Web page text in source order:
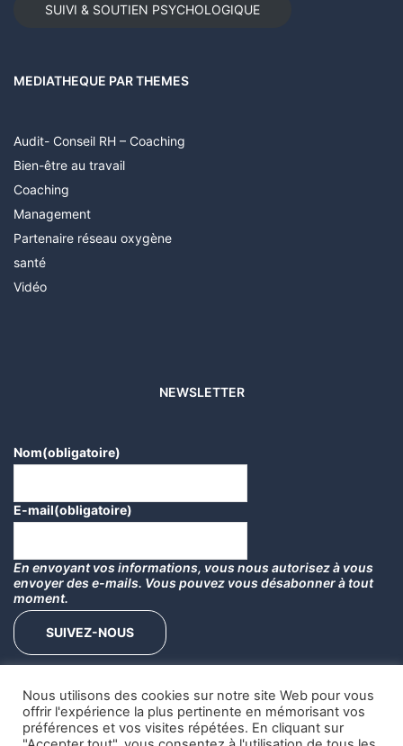
SUIVI & SOUTIEN PSYCHOLOGIQUE
MEDIATHEQUE PAR THEMES
Audit- Conseil RH – Coaching
Bien-être au travail
Coaching
Management
Partenaire réseau oxygène
santé
Vidéo
NEWSLETTER
Nom(obligatoire)
E-mail(obligatoire)
En envoyant vos informations, vous nous autorisez à vous
envoyer des e-mails. Vous pouvez vous désabonner à tout
moment.
SUIVEZ-NOUS
Nous utilisons des cookies sur notre site Web pour vous
offrir l'expérience la plus pertinente en mémorisant vos
préférences et vos visites répétées. En cliquant sur